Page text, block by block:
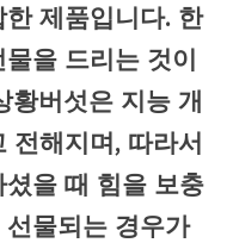
제품입니다. 한
을 드리는 것이
황버섯은 지능 개
전해지며, 따라서
을 때 힘을 보충
물되는 경우가